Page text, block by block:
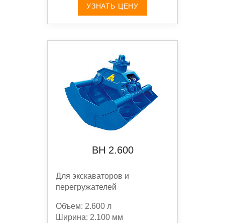
УЗНАТЬ ЦЕНУ
BН 2.600
Для экскаваторов и
перегружателей
Объем: 2.600 л
Ширина: 2.100 мм